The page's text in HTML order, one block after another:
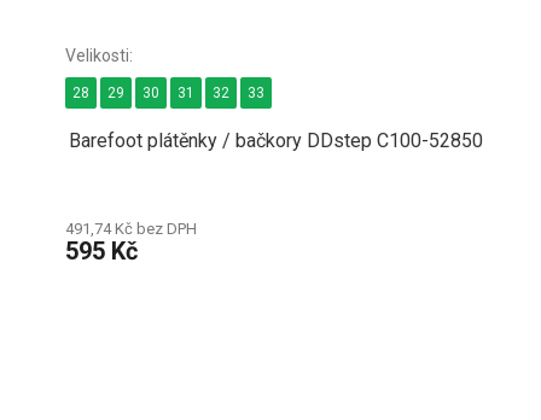
Barefoot plátěnky / bačkory DDstep C100-52850
491,74 Kč bez DPH
595 Kč
28 29 30 31 32 33